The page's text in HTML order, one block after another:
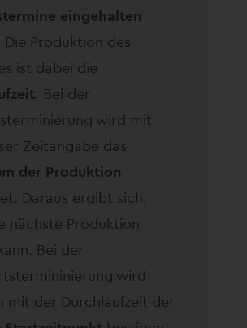
eingehalten
Die Produktion des
ist dabei die
. Bei der
wird mit
Zeitangabe das
der Produktion
Daraus ergibt sich,
nächste Produktion
Bei der
wird
mit der Durchlaufzeit der